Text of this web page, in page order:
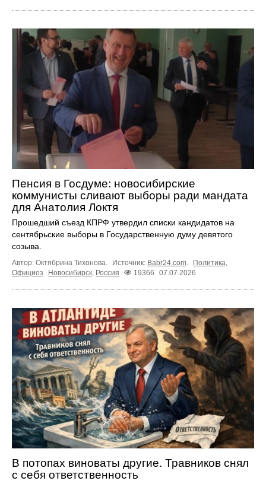
Пенсия в Госдуме: новосибирские
коммунисты сливают выборы ради мандата
для Анатолия Локтя
Прошедший съезд КПРФ утвердил списки кандидатов на
сентябрьские выборы в Государственную думу девятого
созыва.
Автор: Октябрина Тихонова. Источник: Babr24.com. Политика,
Официоз
Новосибирск, Россия 19366 07.07.2026
В потопах виноваты другие. Травников снял
с себя ответственность